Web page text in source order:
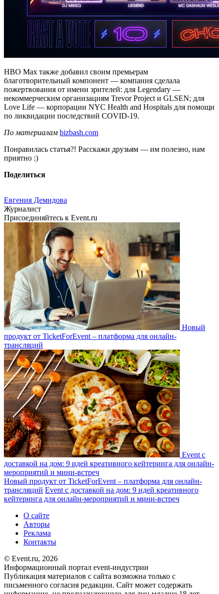
HBO Max также добавил своим премьерам
благотворительный компонент — компания сделала
пожертвования от имени зрителей: для Legendary —
некоммерческим организациям Trevor Project и GLSEN; для
Love Life — корпорации NYC Health and Hospitals для помощи
по ликвидации последствий COVID-19.
По материалам bizbash.com
Понравилась статья?! Расскажи друзьям — им полезно, нам
приятно :)
Поделиться
Евгения Демидова
Журналист
Присоединяйтесь к Event.ru
Новый
продукт от TicketForEvent – платформа для онлайн-
трансляций
Event c
доставкой на дом: 9 идей креативного кейтеринга для онлайн-
мероприятий и мини-встреч
Новый продукт от TicketForEvent – платформа для онлайн-
трансляций Event c доставкой на дом: 9 идей креативного
кейтеринга для онлайн-мероприятий и мини-встреч
О сайте
Авторы
Реклама
Контакты
© Event.ru, 2026
Информационный портал event-индустрии
Публикация материалов с сайта возможна только с
письменного согласия редакции. Сайт может содержать